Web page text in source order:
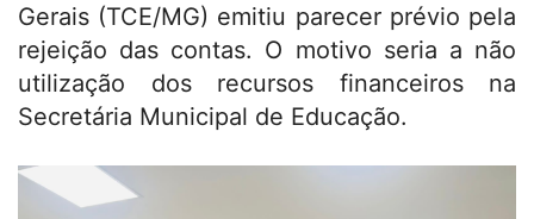
Gerais (TCE/MG) emitiu parecer prévio pela
rejeição das contas. O motivo seria a não
utilização dos recursos financeiros na
Secretária Municipal de Educação.